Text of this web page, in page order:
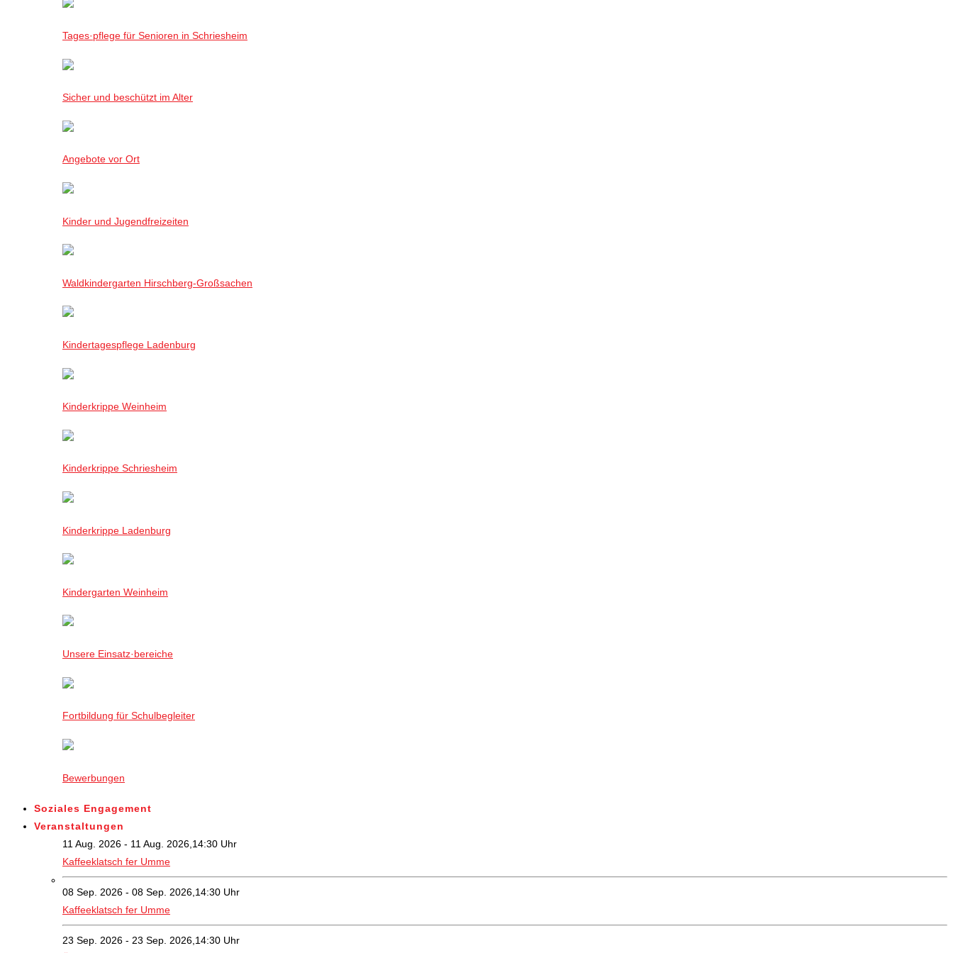
Tages·pflege für Senioren in Schriesheim
Sicher und beschützt im Alter
Angebote vor Ort
Kinder und Jugendfreizeiten
Waldkindergarten Hirschberg-Großsachen
Kindertagespflege Ladenburg
Kinderkrippe Weinheim
Kinderkrippe Schriesheim
Kinderkrippe Ladenburg
Kindergarten Weinheim
Unsere Einsatz·bereiche
Fortbildung für Schulbegleiter
Bewerbungen
Soziales Engagement
Veranstaltungen
11 Aug. 2026 - 11 Aug. 2026,14:30 Uhr
Kaffeeklatsch fer Umme
08 Sep. 2026 - 08 Sep. 2026,14:30 Uhr
Kaffeeklatsch fer Umme
23 Sep. 2026 - 23 Sep. 2026,14:30 Uhr